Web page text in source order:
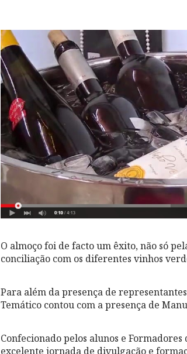
O almoço foi de facto um êxito, não só
conciliação com os diferentes vinhos
Para além da presença de
Temático contou com a presença de
Confecionado pelos alunos e
excelente jornada de divulgação e